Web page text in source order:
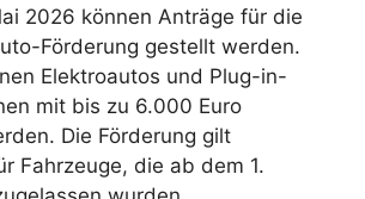
2026 können Anträge für die
Förderung gestellt werden.
Elektroautos und Plug-in-
mit bis zu 6.000 Euro
Die Förderung gilt
Fahrzeuge, die ab dem 1.